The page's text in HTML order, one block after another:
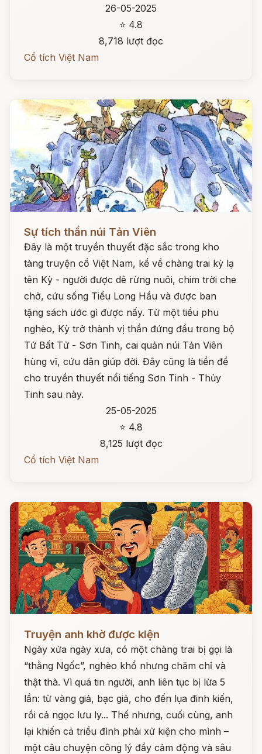
26-05-2025
⭐ 4.8
8,718 lượt đọc
Cổ tích Việt Nam
Sự tích thần núi Tản Viên
Đây là một truyền thuyết đặc sắc trong kho
tàng truyện cổ Việt Nam, kể về chàng trai kỳ lạ
tên Kỳ - người được dê rừng nuôi, chim trời che
chở, cứu sống Tiểu Long Hầu và được ban
tặng sách ước gì được nấy. Từ một tiều phu
nghèo, Kỳ trở thành vị thần đứng đầu trong bộ
Tứ Bất Tử - Sơn Tinh, cai quản núi Tản Viên
hùng vĩ, cứu dân giúp đời. Đây cũng là tiền đề
cho truyền thuyết nổi tiếng Sơn Tinh - Thủy
Tinh sau này.
25-05-2025
⭐ 4.8
8,125 lượt đọc
Cổ tích Việt Nam
Truyện anh khờ được kiện
Ngày xửa ngày xưa, có một chàng trai bị gọi là
“thằng Ngốc”, nghèo khổ nhưng chăm chỉ và
thật thà. Vì quá tin người, anh liên tục bị lừa 5
lần: từ vàng giả, bạc giả, cho đến lụa đinh kiến,
rồi cả ngọc lưu ly... Thế nhưng, cuối cùng, anh
lại khiến cả triều đình phải xử kiện cho mình –
một câu chuyện công lý đầy cảm động và sâu